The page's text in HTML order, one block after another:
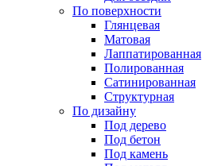
По поверхности
Глянцевая
Матовая
Лаппатированная
Полированная
Сатинированная
Структурная
По дизайну
Под дерево
Под бетон
Под камень